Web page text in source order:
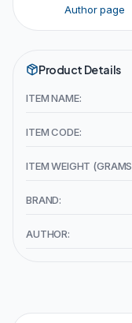
Author page
Product Details
ITEM NAME:
ITEM CODE:
ITEM WEIGHT
BRAND:
AUTHOR: